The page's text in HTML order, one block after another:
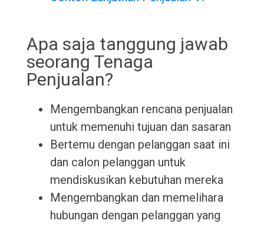
Apa saja tanggung jawab
seorang Tenaga
Penjualan?
Mengembangkan rencana penjualan
untuk memenuhi tujuan dan sasaran
Bertemu dengan pelanggan saat ini
dan calon pelanggan untuk
mendiskusikan kebutuhan mereka
Mengembangkan dan memelihara
hubungan dengan pelanggan yang